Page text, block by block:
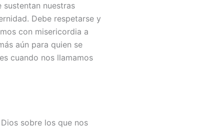
nuestras
Debe respetarse y
con misericordia a
aún para quien se
cuando nos llamamos
sobre los que nos